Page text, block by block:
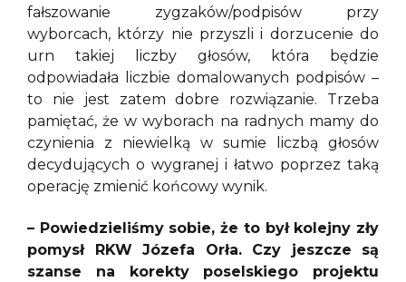
fałszowanie zygzaków/podpisów przy
wyborcach, którzy nie przyszli i dorzucenie do
urn takiej liczby głosów, która będzie
odpowiadała liczbie domalowanych podpisów –
to nie jest zatem dobre rozwiązanie. Trzeba
pamiętać, że w wyborach na radnych mamy do
czynienia z niewielką w sumie liczbą głosów
decydujących o wygranej i łatwo poprzez taką
operację zmienić końcowy wynik.
– Powiedzieliśmy sobie, że to był kolejny zły
pomysł RKW Józefa Orła. Czy jeszcze są
szanse na korekty poselskiego projektu